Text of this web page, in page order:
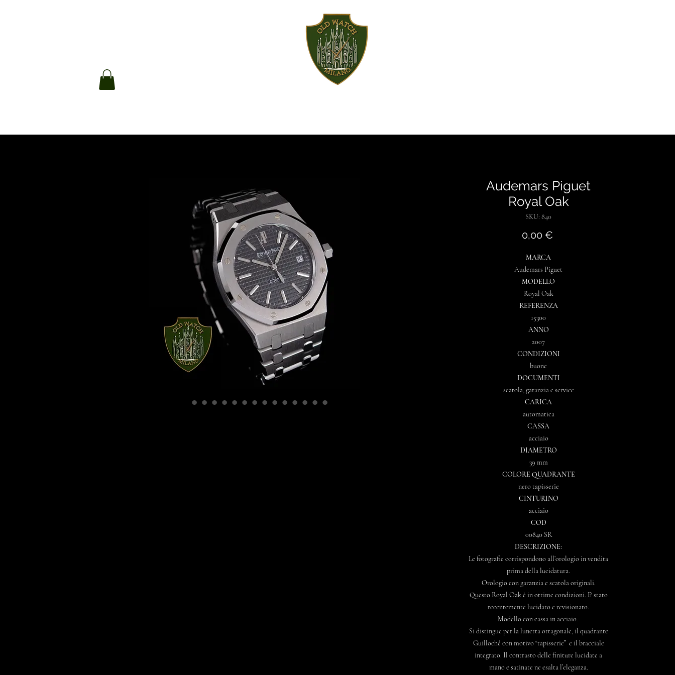
Audemars Piguet
Royal Oak
SKU: 840
0,00 €Prezzo
MARCA
Audemars Piguet
MODELLO
Royal Oak
REFERENZA
15300
ANNO
2007
CONDIZIONI
buone
DOCUMENTI
scatola, garanzia e service
CARICA
automatica
CASSA
acciaio
DIAMETRO
39 mm
COLORE QUADRANTE
nero tapisserie
CINTURINO
acciaio
COD
00840 SR
DESCRIZIONE:
Le fotografie corrispondono all’orologio in vendita
prima della lucidatura.
Orologio con garanzia e scatola originali.
Questo Royal Oak è in ottime condizioni. E' stato
recentemente lucidato e revisionato.
Modello con cassa in acciaio.
Si distingue per la lunetta ottagonale, il quadrante
Guilloché con motivo “tapisserie” e il bracciale
integrato. Il contrasto delle finiture lucidate a
mano e satinate ne esalta l’eleganza.